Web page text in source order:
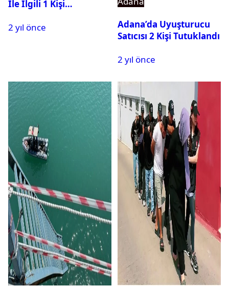
İle İlgili 1 Kişi
2 yıl önce
Adana’da Uyuşturucu
Satıcısı 2 Kişi Tutuklandı
2 yıl önce